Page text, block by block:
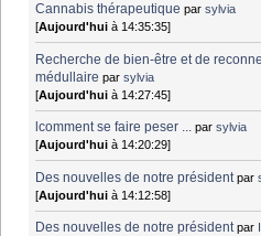
Cannabis thérapeutique parsylvia
[Aujourd'hui à 14:35:35]
Recherche de bien-être et de
médullaire parsylvia
[Aujourd'hui à 14:27:45]
lcomment se faire peser ... parsylvia
[Aujourd'hui à 14:20:29]
Des nouvelles de notre président par
[Aujourd'hui à 14:12:58]
Des nouvelles de notre président par